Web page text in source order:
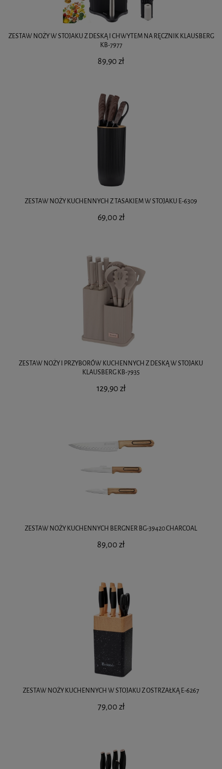
ZESTAW NOŻY W STOJAKU Z DESKĄ I CHWYTEM NA RĘCZNIK KLAUSBERG
KB-7977
89,90 zł
ZESTAW NOŻY KUCHENNYCH Z TASAKIEM W STOJAKU E-6309
69,00 zł
ZESTAW NOŻY I PRZYBORÓW KUCHENNYCH Z DESKĄ W STOJAKU
KLAUSBERG KB-7935
129,90 zł
ZESTAW NOŻY KUCHENNYCH BERGNER BG-39420 CHARCOAL
89,00 zł
ZESTAW NOŻY KUCHENNYCH W STOJAKU Z OSTRZAŁKĄ E-6267
79,00 zł